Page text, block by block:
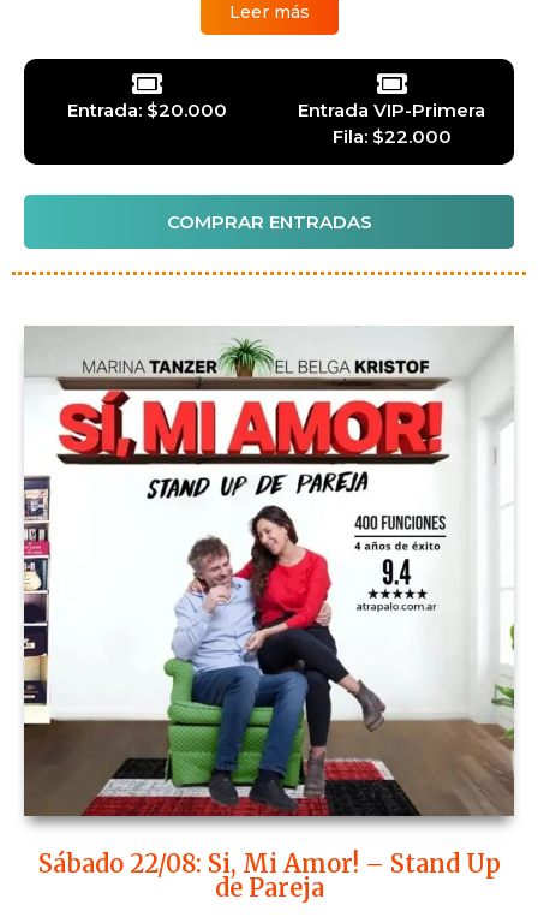
Leer más
Entrada: $20.000
Entrada VIP-Primera
Fila: $22.000
COMPRAR ENTRADAS
Sábado 22/08: Si, Mi Amor! – Stand Up
de Pareja